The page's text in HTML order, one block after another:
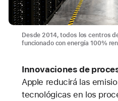
Desde 2014, todos los centros
funcionado con energía 100%
Innovaciones de
Apple reducirá las
tecnológicas en los